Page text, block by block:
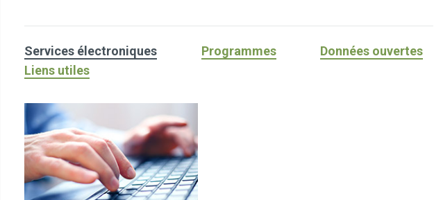
Services électroniques Programmes
Données ouvertes
Liens utiles